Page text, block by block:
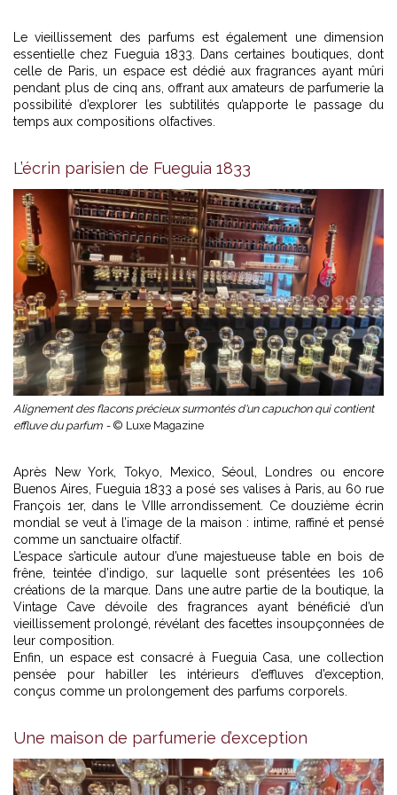
Le vieillissement des parfums est également une dimension
essentielle chez Fueguia 1833. Dans certaines boutiques, dont
celle de Paris, un espace est dédié aux fragrances ayant mûri
pendant plus de cinq ans, offrant aux amateurs de parfumerie la
possibilité d’explorer les subtilités qu’apporte le passage du
temps aux compositions olfactives.
L’écrin parisien de Fueguia 1833
Alignement des flacons précieux surmontés d'un capuchon qui contient
effluve du parfum - © Luxe Magazine
Après New York, Tokyo, Mexico, Séoul, Londres ou encore
Buenos Aires, Fueguia 1833 a posé ses valises à Paris, au 60 rue
François 1er, dans le VIIIe arrondissement. Ce douzième écrin
mondial se veut à l’image de la maison : intime, raffiné et pensé
comme un sanctuaire olfactif.
L’espace s’articule autour d’une majestueuse table en bois de
frêne, teintée d’indigo, sur laquelle sont présentées les 106
créations de la marque. Dans une autre partie de la boutique, la
Vintage Cave dévoile des fragrances ayant bénéficié d’un
vieillissement prolongé, révélant des facettes insoupçonnées de
leur composition.
Enfin, un espace est consacré à Fueguia Casa, une collection
pensée pour habiller les intérieurs d’effluves d’exception,
conçus comme un prolongement des parfums corporels.
Une maison de parfumerie d’exception